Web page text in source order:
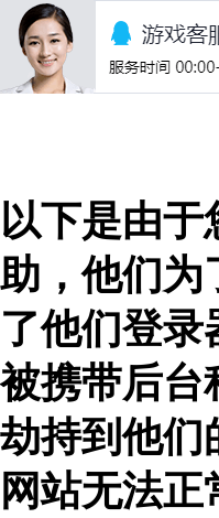
以下是由于
助，他们为
了他们登录
被携带后台
劫持到他们
网站无法